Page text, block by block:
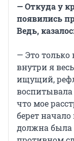
— Откуда у
появились
Ведь,
— Это
внутри я
ищущий,
что мое
берет
должна была